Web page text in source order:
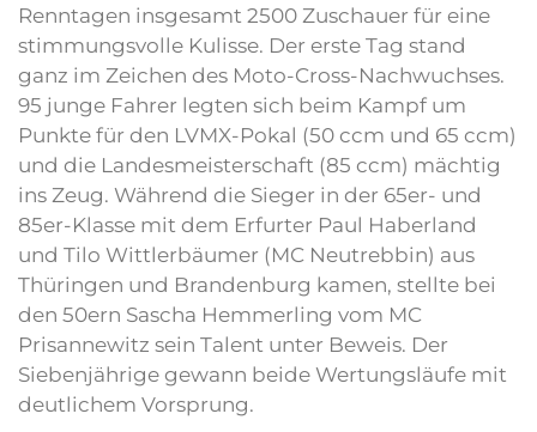
Renntagen insgesamt 2500 Zuschauer für eine
stimmungsvolle Kulisse. Der erste Tag stand
ganz im Zeichen des Moto-Cross-Nachwuchses.
95 junge Fahrer legten sich beim Kampf um
Punkte für den LVMX-Pokal (50 ccm und 65 ccm)
und die Landesmeisterschaft (85 ccm) mächtig
ins Zeug. Während die Sieger in der 65er- und
85er-Klasse mit dem Erfurter Paul Haberland
und Tilo Wittlerbäumer (MC Neutrebbin) aus
Thüringen und Brandenburg kamen, stellte bei
den 50ern Sascha Hemmerling vom MC
Prisannewitz sein Talent unter Beweis. Der
Siebenjährige gewann beide Wertungsläufe mit
deutlichem Vorsprung.